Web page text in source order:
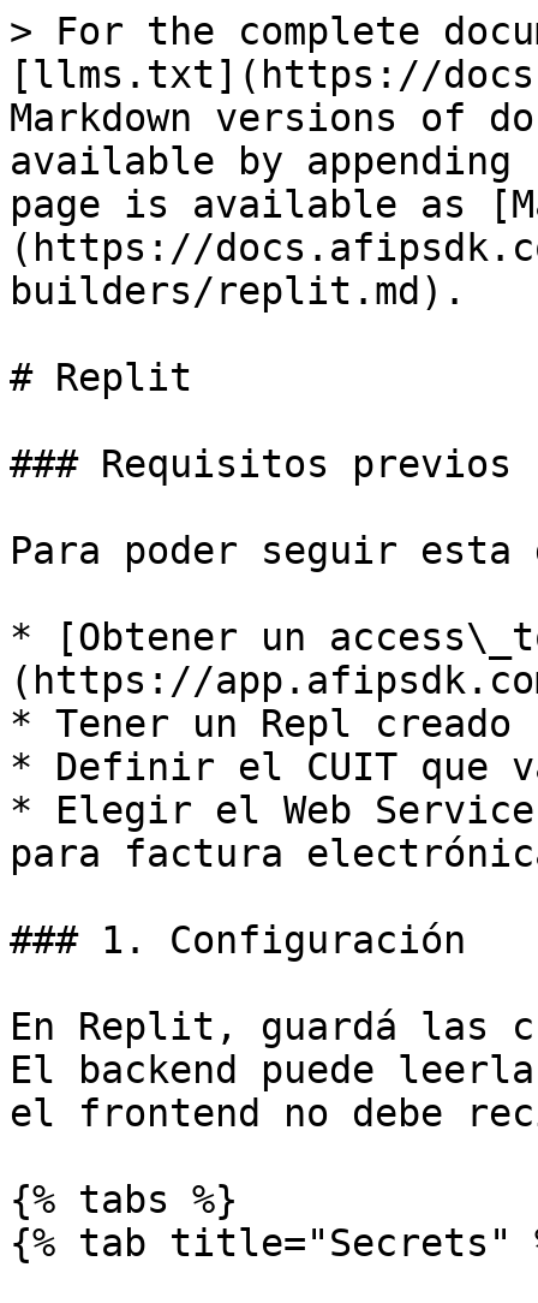
> For the complete
[llms.txt](https://
Markdown versions of
available by
page is available as
(https://
builders/replit.md).
# Replit
### Requisitos previos
Para poder seguir
* [Obtener un
(https://
* Tener un Repl creado
* Definir el CUIT que
* Elegir el Web
para factura
### 1. Configuración
En Replit, guardá las
El backend puede
el frontend no debe
{% tabs %}
{% tab title="Secrets"